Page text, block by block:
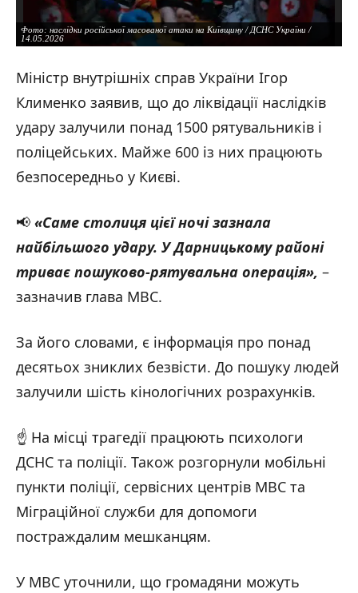
Фото: наслідки російської масованої атаки на Київщину / ДСНС України /
14.05.2026
14.05.2026
Фото: наслідки російської масованої атаки на Київщину / ДСНС України /
Міністр внутрішніх справ України Ігор
Клименко заявив, що до ліквідації наслідків
удару залучили понад 1500 рятувальників і
поліцейських. Майже 600 із них працюють
безпосередньо у Києві.
📢 «Саме столиця цієї ночі зазнала
найбільшого удару. У Дарницькому районі
триває пошуково-рятувальна операція», –
зазначив глава МВС.
За його словами, є інформація про понад
десятьох зниклих безвісти. До пошуку людей
залучили шість кінологічних розрахунків.
☝️ На місці трагедії працюють психологи
ДСНС та поліції. Також розгорнули мобільні
пункти поліції, сервісних центрів МВС та
Міграційної служби для допомоги
постраждалим мешканцям.
У МВС уточнили, що громадяни можуть